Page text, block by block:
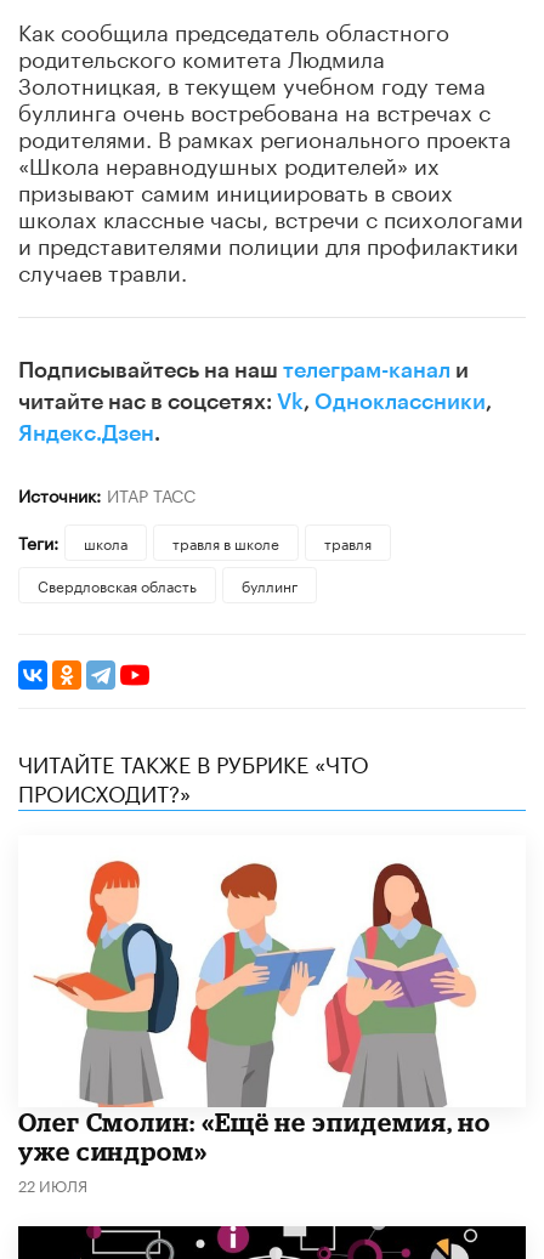
Как сообщила председатель областного
родительского комитета Людмила
Золотницкая, в текущем учебном году тема
буллинга очень востребована на встречах с
родителями. В рамках регионального проекта
«Школа неравнодушных родителей» их
призывают самим инициировать в своих
школах классные часы, встречи с психологами
и представителями полиции для профилактики
случаев травли.
Подписывайтесь на наш телеграм-канал и
читайте нас в соцсетях: Vk, Одноклассники,
Яндекс.Дзен.
Источник: ИТАР ТАСС
Теги:
школа травля в школе
травля
Свердловская область
буллинг
ЧИТАЙТЕ ТАКЖЕ В РУБРИКЕ «ЧТО
ПРОИСХОДИТ?»
​Олег Смолин: «Ещё не эпидемия, но
уже синдром»
22 ИЮЛЯ